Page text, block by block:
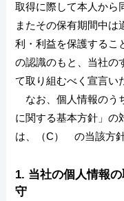
取得に際して本人から
またその保有期間中は
利・利益を保護するこ
の認識のもと、当社の
て取り組むべく宣言い
なお、個人情報のう
に関する基本方針」の
は、（C） の当該方針
1. 当社の個人情報
守